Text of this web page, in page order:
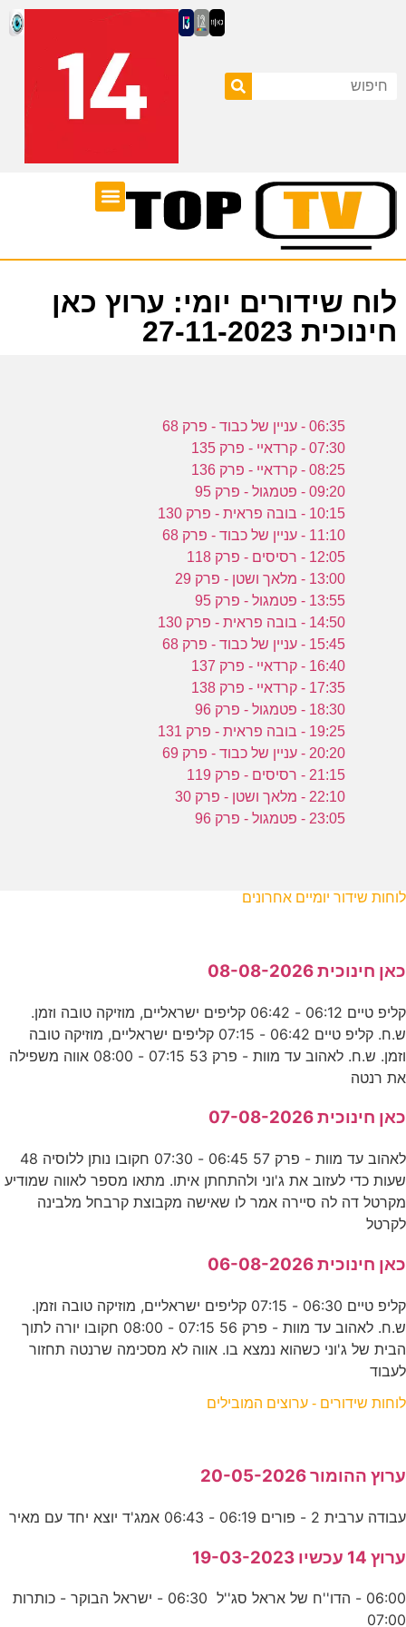
לוח שידורים יומי: ערוץ כאן
חינוכית 27-11-2023
06:35 - עניין של כבוד - פרק 68
07:30 - קרדאיי - פרק 135
08:25 - קרדאיי - פרק 136
09:20 - פטמגול - פרק 95
10:15 - בובה פראית - פרק 130
11:10 - עניין של כבוד - פרק 68
12:05 - רסיסים - פרק 118
13:00 - מלאך ושטן - פרק 29
13:55 - פטמגול - פרק 95
14:50 - בובה פראית - פרק 130
15:45 - עניין של כבוד - פרק 68
16:40 - קרדאיי - פרק 137
17:35 - קרדאיי - פרק 138
18:30 - פטמגול - פרק 96
19:25 - בובה פראית - פרק 131
20:20 - עניין של כבוד - פרק 69
21:15 - רסיסים - פרק 119
22:10 - מלאך ושטן - פרק 30
23:05 - פטמגול - פרק 96
לוחות שידור יומיים אחרונים
כאן חינוכית 08-08-2026
קליפ טיים 06:12 - 06:42 קליפים ישראליים, מוזיקה טובה וזמן.
ש.ח. קליפ טיים 06:42 - 07:15 קליפים ישראליים, מוזיקה טובה
וזמן. ש.ח. לאהוב עד מוות - פרק 53 07:15 - 08:00 אווה משפילה
את רנטה
כאן חינוכית 07-08-2026
לאהוב עד מוות - פרק 57 06:45 - 07:30 חקובו נותן ללוסיה 48
שעות כדי לעזוב את ג'וני ולהתחתן איתו. מתאו מספר לאווה שמודיע
מקרטל דה לה סיירה אמר לו שאישה מקבוצת קרבחל מלבינה
לקרטל
כאן חינוכית 06-08-2026
קליפ טיים 06:30 - 07:15 קליפים ישראליים, מוזיקה טובה וזמן.
ש.ח. לאהוב עד מוות - פרק 56 07:15 - 08:00 חקובו יורה לתוך
הבית של ג'וני כשהוא נמצא בו. אווה לא מסכימה שרנטה תחזור
לעבוד
לוחות שידורים - ערוצים המובילים
ערוץ ההומור 20-05-2026
עבודה ערבית 2 - פורים 06:19 - 06:43 אמג'ד יוצא יחד עם מאיר
ערוץ 14 עכשיו 19-03-2023
06:00 - הדו''ח של אראל סג''ל 06:30 - ישראל הבוקר - כותרות
07:00